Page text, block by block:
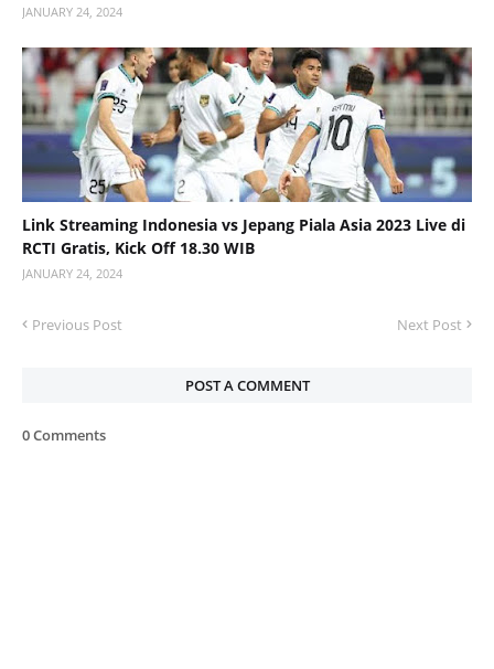
JANUARY 24, 2024
Link Streaming Indonesia vs Jepang Piala Asia 2023 Live di
RCTI Gratis, Kick Off 18.30 WIB
JANUARY 24, 2024
Previous Post Next Post
POST A COMMENT
0 Comments